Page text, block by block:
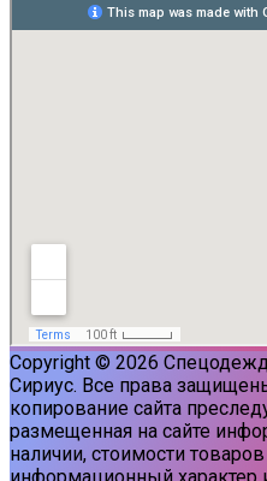
Copyright © 2026
Сириус. Все права
копирование сайта
размещенная на сайте
наличии, стоимости товаров